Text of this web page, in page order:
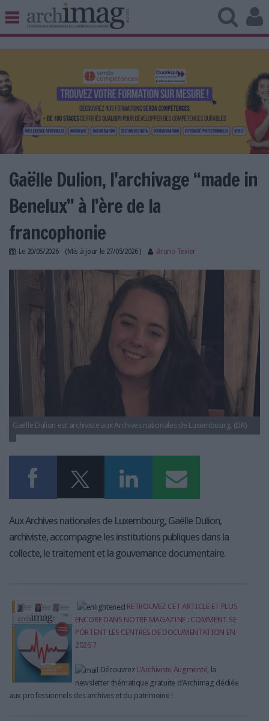
BIBLIOTHÈQUE ÉDITION
UNIVERS DATA
TRAVAIL COLLABORATIF
VIE NUMÉRIQUE
NUMÉRIQUE RESPONSABLE
LES NEWSLETTERS
LE MAGAZINE
LES GUIDES PRATIQUES
L'ESPACE EMPLOI
L'ANNUAIRE DES ACTEURS
LES SUPPLÉMENTS
NOS OFFRES D'ABONNEMENTS
Gaëlle Dulion, l'archivage “made in
Benelux” à l’ère de la
francophonie
Le 20/05/2026 (Mis à jour le 27/05/2026) Bruno Texier
gaelle-dullion-portrait-parcours.jpg
Gaëlle Dulion est archiviste aux Archives nationales de Luxembourg. (DR)
Aux Archives nationales de Luxembourg, Gaëlle Dulion,
archiviste, accompagne les institutions publiques dans la
collecte, le traitement et la gouvernance documentaire.
RETROUVEZ CET ARTICLE ET PLUS
ENCORE DANS NOTRE MAGAZINE : COMMENT SE
PORTENT LES CENTRES DE DOCUMENTATION EN
2026 ?
Découvrez L'Archiviste Augmenté , la
newsletter thématique gratuite d'Archimag dédiée
aux professionnels des archives et du patrimoine !